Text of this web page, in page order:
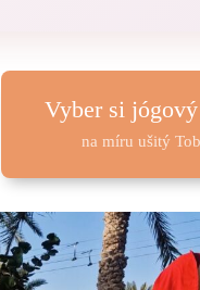
Vyber si
na míru ušitý